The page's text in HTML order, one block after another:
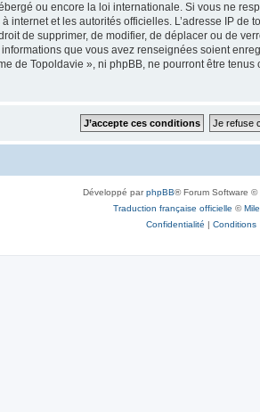
ou encore la loi internationale. Si vous ne
internet et les autorités officielles. L’adresse IP
de supprimer, de modifier, de déplacer ou de
que vous avez renseignées soient
de Topoldavie », ni phpBB, ne pourront être
Développé parphpBB® Forum Software ©
Traduction française officielle ©
Confidentialité | Conditions